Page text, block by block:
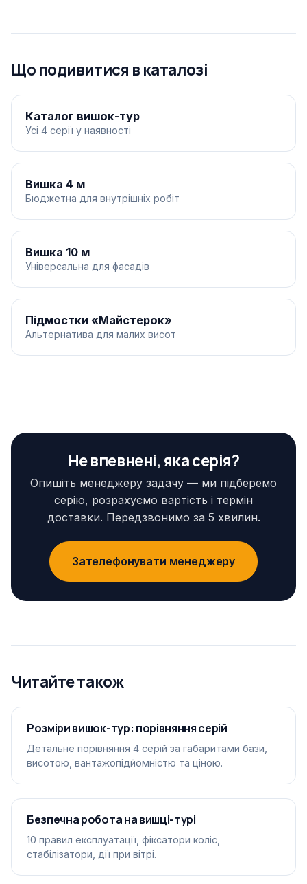
Що подивитися в каталозі
Каталог вишок-тур
Усі 4 серії у наявності
Вишка 4 м
Бюджетна для внутрішніх робіт
Вишка 10 м
Універсальна для фасадів
Підмостки «Майстерок»
Альтернатива для малих висот
Не впевнені, яка серія?
Опишіть менеджеру задачу — ми підберемо
серію, розрахуємо вартість і термін
доставки. Передзвонимо за 5 хвилин.
Зателефонувати менеджеру
Читайте також
Розміри вишок-тур: порівняння серій
Детальне порівняння 4 серій за габаритами бази,
висотою, вантажопідйомністю та ціною.
Безпечна робота на вишці-турі
10 правил експлуатації, фіксатори коліс,
стабілізатори, дії при вітрі.